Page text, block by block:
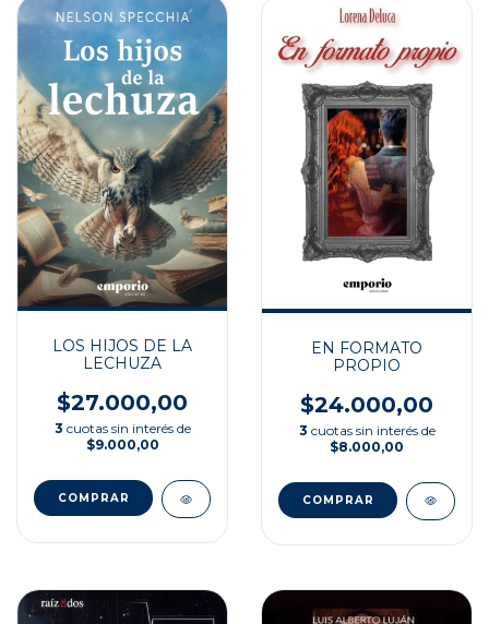
LOS HIJOS DE LA
LECHUZA
$27.000,00
3 cuotas sin interés de
$9.000,00
EN FORMATO
PROPIO
$24.000,00
3 cuotas sin interés de
$8.000,00